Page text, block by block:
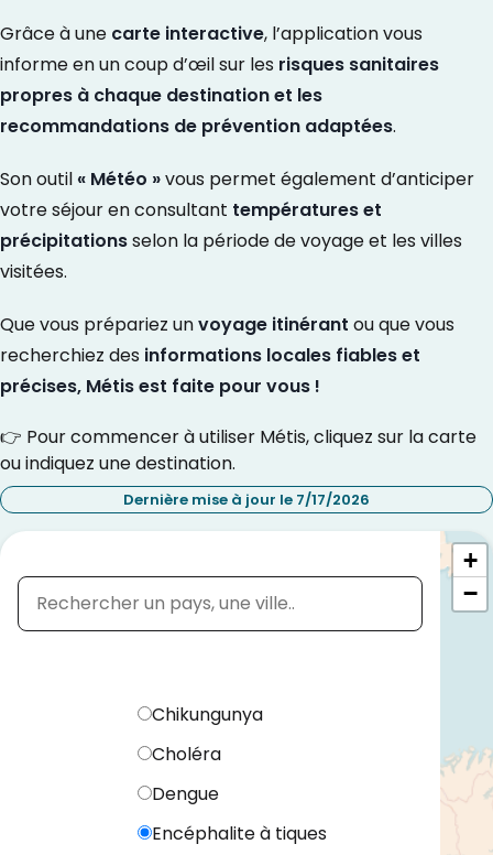
Grâce à une carte interactive, l’application vous
informe en un coup d’œil sur les risques sanitaires
propres à chaque destination et les
recommandations de prévention adaptées.
Son outil « Météo »vous permet également d’anticiper
votre séjour en consultant températures et
précipitationsselon la période de voyage et les villes
visitées.
Que vous prépariez unvoyage itinérant ou que vous
recherchiez des informations locales fiables et
précises, Métis est faite pour vous !
👉 Pour commencer à utiliser Métis, cliquez sur la carte
ou indiquez une destination.
Dernière mise à jour le 7/17/2026
Quelle est votre destination ?
Chikungunya
Choléra
Dengue
Encéphalite à tiques
+
−